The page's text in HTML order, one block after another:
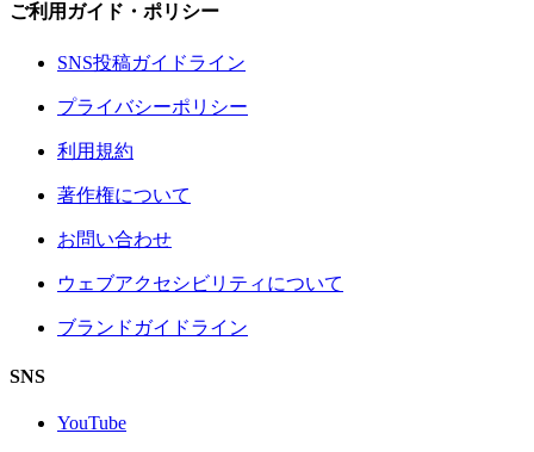
ご利用ガイド・ポリシー
SNS投稿ガイドライン
プライバシーポリシー
利用規約
著作権について
お問い合わせ
ウェブアクセシビリティについて
ブランドガイドライン
SNS
YouTube